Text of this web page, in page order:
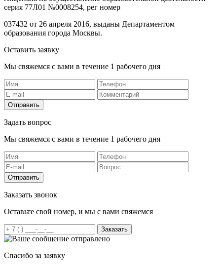
серия 77Л01 №0008254, рег номер
037432 от 26 апреля 2016, выданы Департаментом
образования города Москвы.
Оставить заявку
Мы свяжемся с вами в течение 1 рабочего дня
Отправить
Задать вопрос
Мы свяжемся с вами в течение 1 рабочего дня
Отправить
Заказать звонок
Оставьте свой номер, и мы с вами свяжемся
Заказать
Спасибо за заявку